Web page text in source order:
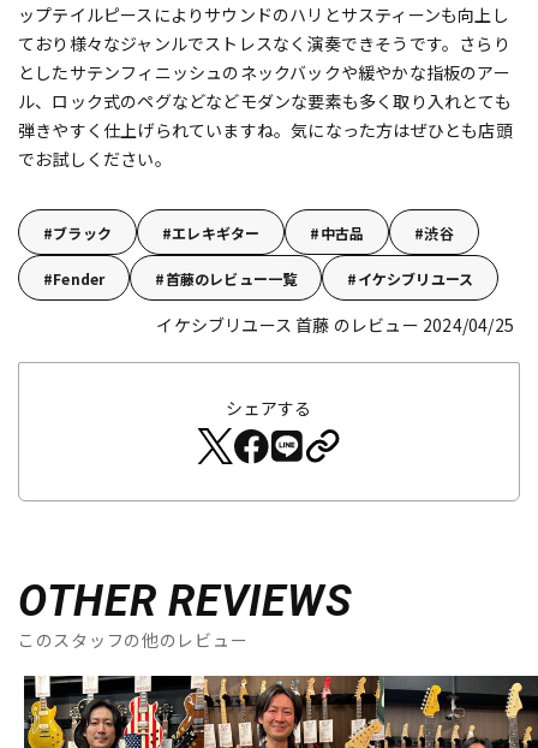
ップテイルピースによりサウンドのハリとサスティーンも向上し
ており様々なジャンルでストレスなく演奏できそうです。さらり
としたサテンフィニッシュのネックバックや緩やかな指板のアー
ル、ロック式のペグなどなどモダンな要素も多く取り入れとても
弾きやすく仕上げられていますね。気になった方はぜひとも店頭
でお試しください。
ブラック エレキギター 中古品 渋谷
Fender 首藤のレビュー一覧 イケシブリユース
イケシブリユース 首藤 のレビュー 2024/04/25
シェアする
OTHER REVIEWS
このスタッフの他のレビュー